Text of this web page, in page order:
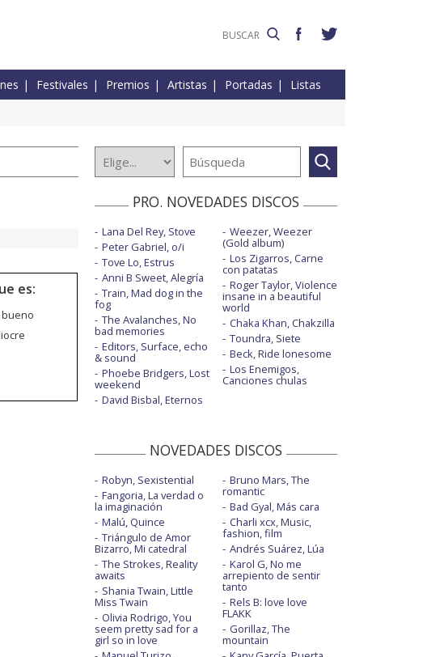
Festivales Premios Artistas Portadas Listas
es:
bueno
PRO. NOVEDADES DISCOS
Lana Del Rey, Stove
Peter Gabriel, o/i
Tove Lo, Estrus
Anni B Sweet, Alegría
Train, Mad dog in the
fog
The Avalanches, No
bad memories
Editors, Surface, echo
& sound
Phoebe Bridgers, Lost
weekend
David Bisbal, Eternos
Weezer, Weezer
(Gold album)
Los Zigarros, Carne
con patatas
Roger Taylor, Violence
insane in a beautiful
world
Chaka Khan, Chakzilla
Toundra, Siete
Beck, Ride lonesome
Los Enemigos,
Canciones chulas
NOVEDADES DISCOS
Robyn, Sexistential
Fangoria, La verdad o
la imaginación
Malú, Quince
Triángulo de Amor
Bizarro, Mi catedral
The Strokes, Reality
awaits
Shania Twain, Little
Miss Twain
Olivia Rodrigo, You
seem pretty sad for a
girl so in love
Bruno Mars, The
romantic
Bad Gyal, Más cara
Charli xcx, Music,
fashion, film
Andrés Suárez, Lúa
Karol G, No me
arrepiento de sentir
tanto
Rels B: love love
FLAKK
Gorillaz, The
mountain